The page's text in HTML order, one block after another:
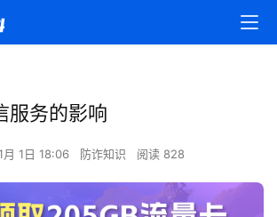
服务的影响
月 1日 18:06 防诈知识 阅读 828